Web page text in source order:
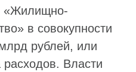
«Жилищно-
в совокупности
рублей, или
Власти